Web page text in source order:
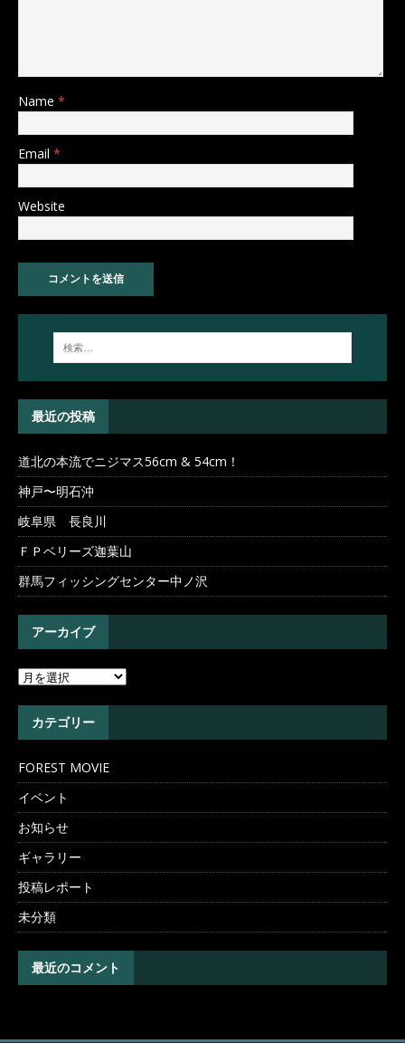
Name *
Email *
Website
最近の投稿
道北の本流でニジマス56cm & 54cm！
神戸〜明石沖
岐阜県 長良川
ＦＰベリーズ迦葉山
群馬フィッシングセンター中ノ沢
アーカイブ
カテゴリー
FOREST MOVIE
イベント
お知らせ
ギャラリー
投稿レポート
未分類
最近のコメント